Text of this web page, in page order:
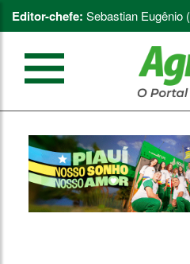
Editor-chefe: Sebastian Eugênio